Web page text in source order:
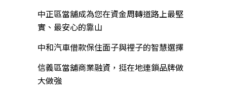
中正區當舖成為您在資金周轉道路上最堅
實、最安心的靠山
中和汽車借款保住面子與裡子的智慧選擇
信義區當舖商業融資，挺在地連鎖品牌做
大做強